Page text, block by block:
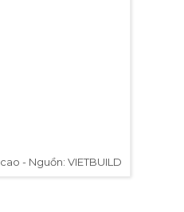
- Nguồn: VIETBUILD